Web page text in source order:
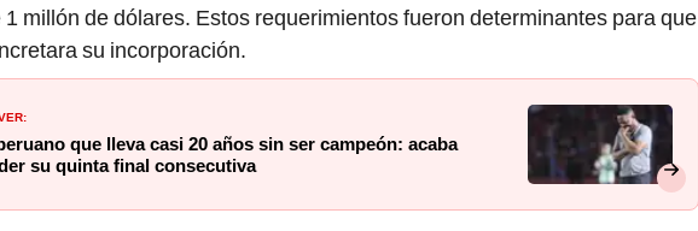
1 millón de dólares. Estos requerimientos fueron determinantes para que
su incorporación.
que lleva casi 20 años sin ser campeón: acaba
su quinta final consecutiva